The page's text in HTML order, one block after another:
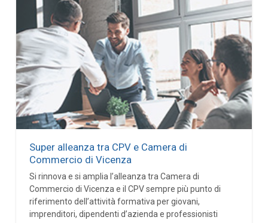
Super alleanza tra CPV e Camera di
Commercio di Vicenza
Si rinnova e si amplia l’alleanza tra Camera di
Commercio di Vicenza e il CPV sempre più punto di
riferimento dell’attività formativa per giovani,
imprenditori, dipendenti d’azienda e professionisti